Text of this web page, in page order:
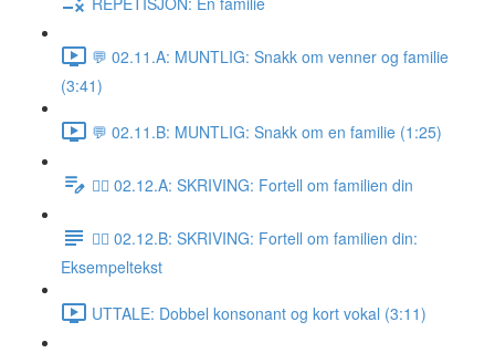
💬 02.11.A: MUNTLIG: Snakk om venner og familie
(3:41)
💬 02.11.B: MUNTLIG: Snakk om en familie (1:25)
✍🏼 02.12.A: SKRIVING: Fortell om familien din
✍🏼 02.12.B: SKRIVING: Fortell om familien din:
Eksempeltekst
UTTALE: Dobbel konsonant og kort vokal (3:11)